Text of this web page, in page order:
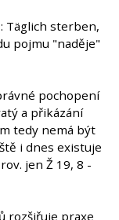
Täglich sterben,
pojmu "naděje"
pochopení
a přikázání
tedy nemá být
i dnes existuje
jen Ž 19, 8 -
rozšiřuje praxe